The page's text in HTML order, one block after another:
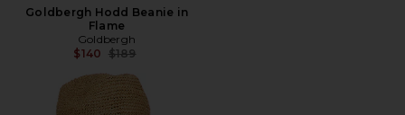
Goldbergh Hodd Beanie in
Flame
Goldbergh
$140 전 가격:
$189